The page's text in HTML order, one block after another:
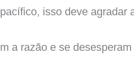
isso deve agradar
a razão e se